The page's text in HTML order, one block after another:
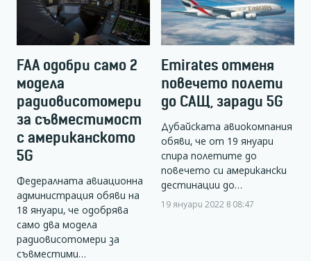
FAA одобри само 2
модела
радиовисотомери
за съвместимост
с американското
5G
Федералната авиационна
администрация обяви на
18 януари, че одобрява
само два модела
радиовисотомери за
съвместими…
Emirates отменя
повечето полети
до САЩ, заради 5G
Дубайската авиокомпания
обяви, че от 19 януари
спира полетите до
повечето си американски
дестинации до…
19 януари 2022 в 08:47